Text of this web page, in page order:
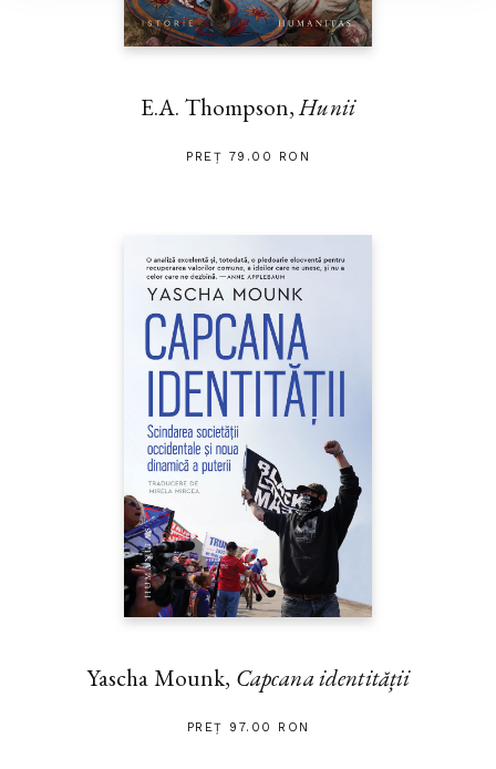
E.A. Thompson,Hunii
PREȚ 79.00 RON
Yascha Mounk, Capcana identității
PREȚ 97.00 RON